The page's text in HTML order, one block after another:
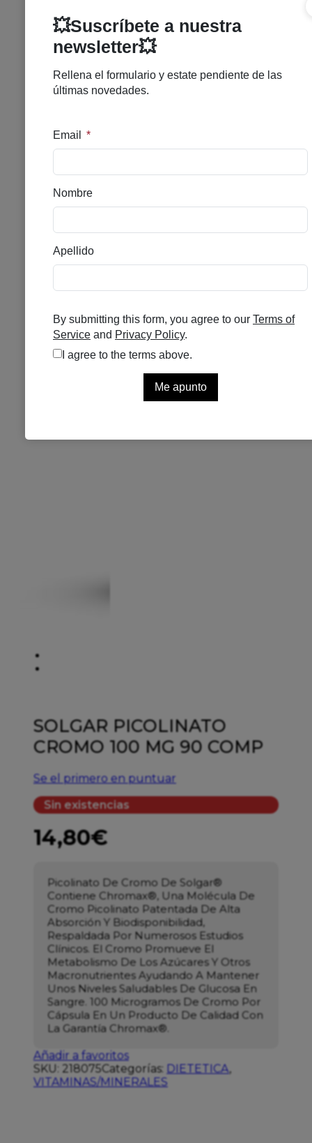
SOLGAR PICOLINATO
CROMO 100 MG 90 COMP
Se el primero en puntuar
Sin existencias
14,80€
Picolinato De Cromo De Solgar®
Contiene Chromax®, Una Molécula De
Cromo Picolinato Patentada De Alta
Absorción Y Biodisponibilidad,
Respaldada Por Numerosos Estudios
Clínicos. El Cromo Promueve El
Metabolismo De Los Azúcares Y Otros
Macronutrientes Ayudando A Mantener
Unos Niveles Saludables De Glucosa En
Sangre. 100 Microgramos De Cromo Por
Cápsula En Un Producto De Calidad Con
La Garantía Chromax®.
Añadir a favoritos
SKU: 218075Categorías: DIETETICA,
VITAMINAS/MINERALES